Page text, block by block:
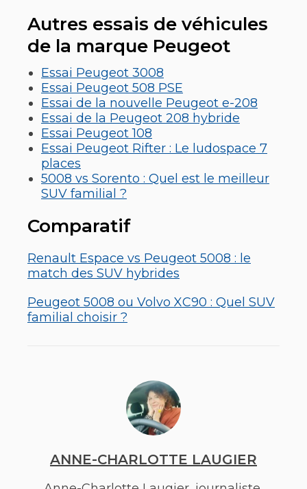
Autres essais de véhicules
de la marque Peugeot
Essai Peugeot 3008
Essai Peugeot 508 PSE
Essai de la nouvelle Peugeot e-208
Essai de la Peugeot 208 hybride
Essai Peugeot 108
Essai Peugeot Rifter : Le ludospace 7
places
5008 vs Sorento : Quel est le meilleur
SUV familial ?
Comparatif
Renault Espace vs Peugeot 5008 : le
match des SUV hybrides
Peugeot 5008 ou Volvo XC90 : Quel SUV
familial choisir ?
ANNE-CHARLOTTE LAUGIER